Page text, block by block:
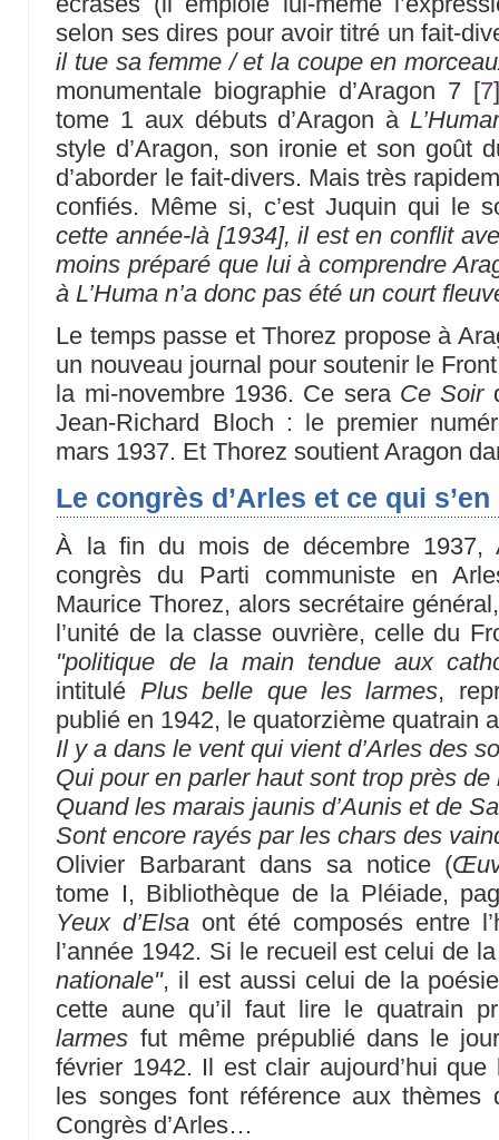
selon ses dires pour avoir titré un fait-
il tue sa femme / et la coupe en
monumentale biographie d’Aragon 7 [7
tome 1 aux débuts d’Aragon à
style d’Aragon, son ironie et son goût
d’aborder le fait-divers. Mais très
confiés. Même si, c’est Juquin qui le
cette année-là [1934], il est en conflit
moins préparé que lui à comprendre
à L’Huma n’a donc pas été un court
Le temps passe et Thorez propose à
un nouveau journal pour soutenir le
la mi-novembre 1936. Ce sera Ce Soir
Jean-Richard Bloch : le premier
mars 1937. Et Thorez soutient Aragon
Le congrès d’Arles et ce qui
À la fin du mois de décembre 1937,
congrès du Parti communiste en
Maurice Thorez, alors secrétaire
l’unité de la classe ouvrière, celle du
"politique de la main tendue aux
intitulé Plus belle que les larmes,
publié en 1942, le quatorzième quatrain
Il y a dans le vent qui vient d’Arles des
Qui pour en parler haut sont trop près
Quand les marais jaunis d’Aunis et de
Sont encore rayés par les chars des
Olivier Barbarant dans sa notice (
tome I, Bibliothèque de la Pléiade,
Yeux d’Elsa ont été composés entre
l’année 1942. Si le recueil est celui de
nationale", il est aussi celui de la
cette aune qu’il faut lire le quatrain
larmes fut même prépublié dans le
février 1942. Il est clair aujourd’hui
les songes font référence aux thèmes
Congrès d’Arles…